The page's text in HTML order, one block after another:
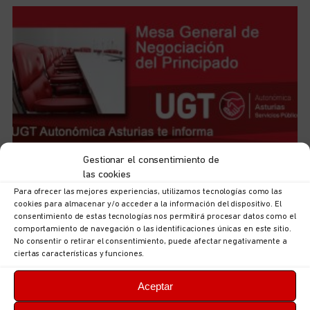
Gestionar el consentimiento de
las cookies
Para ofrecer las mejores experiencias, utilizamos tecnologías como las
cookies para almacenar y/o acceder a la información del dispositivo. El
consentimiento de estas tecnologías nos permitirá procesar datos como el
comportamiento de navegación o las identificaciones únicas en este sitio.
No consentir o retirar el consentimiento, puede afectar negativamente a
ciertas características y funciones.
Aceptar
UGT Autonómica informa: documentación sobre
Justicia y Asuntos Europeos
5 de agosto de 2026 No hay comentarios
LEER MÁS